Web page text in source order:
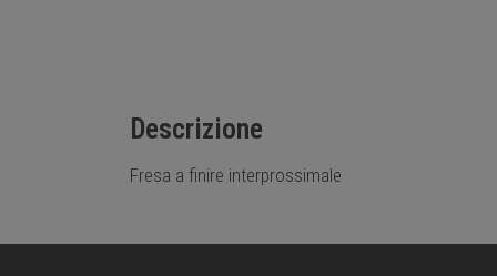
Descrizione
Fresa a finire interprossimale